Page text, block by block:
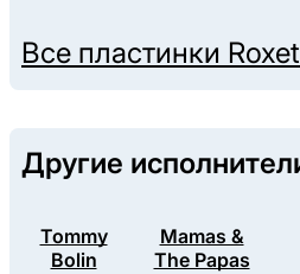
Все пластинки
Другие
Tommy
Bolin
Mamas &
The Papas